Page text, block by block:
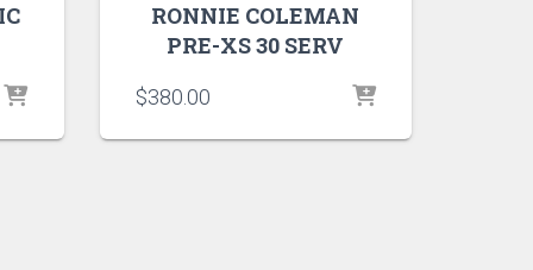
RONNIE COLEMAN
PRE-XS 30 SERV
$380.00